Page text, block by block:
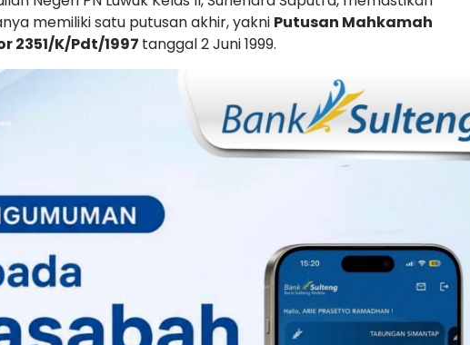
memiliki satu putusan akhir, yakni Putusan Mahkamah
2351/K/Pdt/1997 tanggal 2 Juni 1999.